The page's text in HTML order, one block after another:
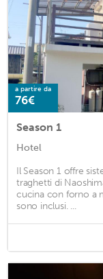
a partire da
76€
Season 1
Hotel
Il Season 1 offre
traghetti di
cucina con forno a
sono inclusi. ...